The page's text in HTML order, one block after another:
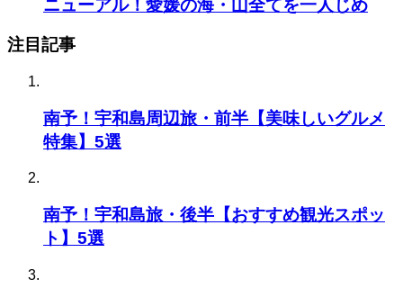
ニューアル！愛媛の海・山全てを一人じめ
注目記事
南予！宇和島周辺旅・前半【美味しいグルメ
特集】5選
南予！宇和島旅・後半【おすすめ観光スポッ
ト】5選